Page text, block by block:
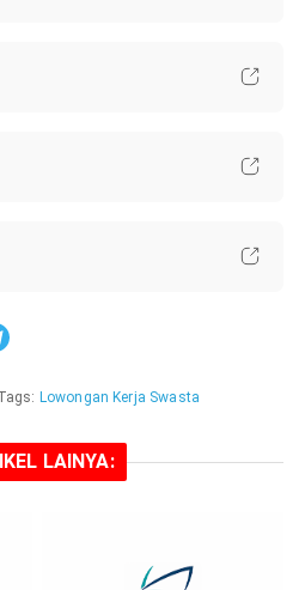
Lowongan Kerja Swasta
LAINYA: